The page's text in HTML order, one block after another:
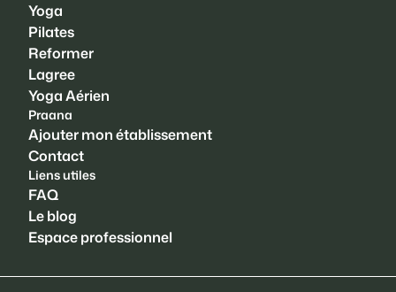
Yoga
Pilates
Reformer
Lagree
Yoga Aérien
Praana
Ajouter mon établissement
Contact
Liens utiles
FAQ
Le blog
Espace professionnel